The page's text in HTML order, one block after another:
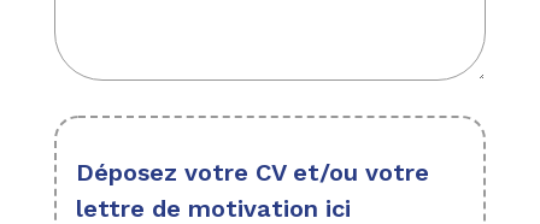
Déposez votre CV et/ou votre
lettre de motivation ici